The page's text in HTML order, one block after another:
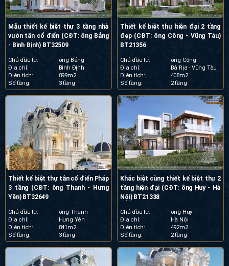
Mẫu thiết kế biệt thự 3 tầng nhà
vườn tân cổ điển (CĐT: ông Bảng
- Bình Định) BT32509
Chủ đầu tư:
ông Bảng
Địa chỉ:
Bình Định
Diện tích:
899m2
Số tầng:
3 tầng
Thiết kế biệt thự hiện đại 2 tầng
đẹp (CĐT: ông Công - Vũng Tàu)
BT21356
Chủ đầu tư:
ông Công
Địa chỉ:
Bà Rịa - Vũng Tàu
Diện tích:
408m2
Số tầng:
2 tầng
Thiết kế biệt thự tân cổ điển Pháp
3 tầng (CĐT: ông Thanh - Hưng
Yên) BT32649
Chủ đầu tư:
ông Thanh
Địa chỉ:
Hưng Yên
Diện tích:
841m2
Số tầng:
3 tầng
Khác biệt cùng thiết kế biệt thự 2
tầng hiện đại (CĐT: ông Huy - Hà
Nội) BT21338
Chủ đầu tư:
ông Huy
Địa chỉ:
Hà Nội
Diện tích:
492m2
Số tầng:
2 tầng